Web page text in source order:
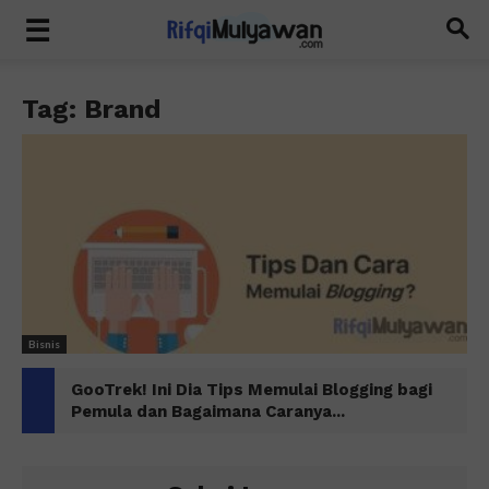
Tag: Brand
Bisnis
GooTrek! Ini Dia Tips Memulai Blogging bagi
Pemula dan Bagaimana Caranya...